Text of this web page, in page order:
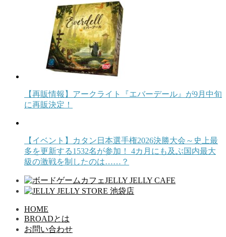
【再販情報】アークライト『エバーデール』が9月中旬
に再販決定！
【イベント】カタン日本選手権2026決勝大会～史上最
多を更新する1532名が参加！ 4カ月にも及ぶ国内最大
級の激戦を制したのは……？
HOME
BROADとは
お問い合わせ